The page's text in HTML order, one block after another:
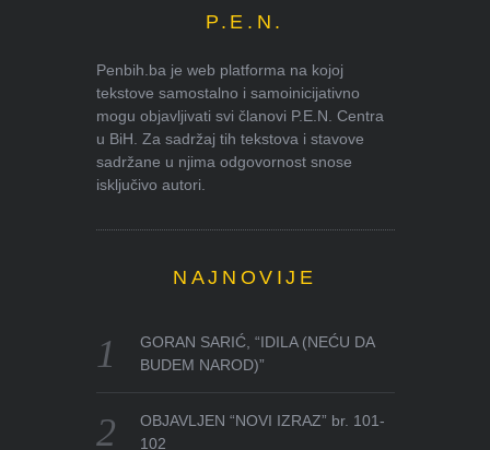
P.E.N.
Penbih.ba je web platforma na kojoj
tekstove samostalno i samoinicijativno
mogu objavljivati svi članovi P.E.N. Centra
u BiH. Za sadržaj tih tekstova i stavove
sadržane u njima odgovornost snose
isključivo autori.
NAJNOVIJE
GORAN SARIĆ, “IDILA (NEĆU DA
BUDEM NAROD)”
OBJAVLJEN “NOVI IZRAZ” br. 101-
102